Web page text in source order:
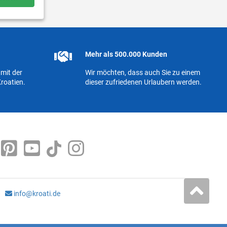
der
Mehr als 500.000 Kunden
Wir möchten, dass auch Sie zu einem
dieser zufriedenen Urlaubern werden.
info@kroati.de